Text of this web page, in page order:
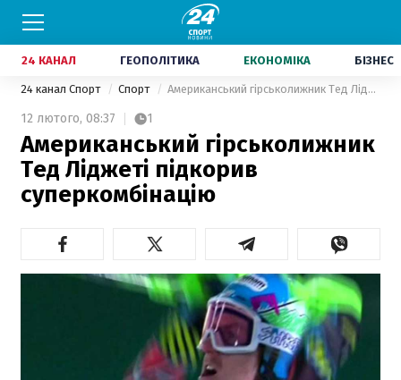
24 КАНАЛ ГЕОПОЛІТИКА ЕКОНОМІКА БІЗНЕС
24 канал Спорт Спорт Американський гірськолижник Тед Ліджеті підкорив суперкомбінацію
12 лютого, 08:37 1
Американський гірськолижник
Тед Ліджеті підкорив
суперкомбінацію